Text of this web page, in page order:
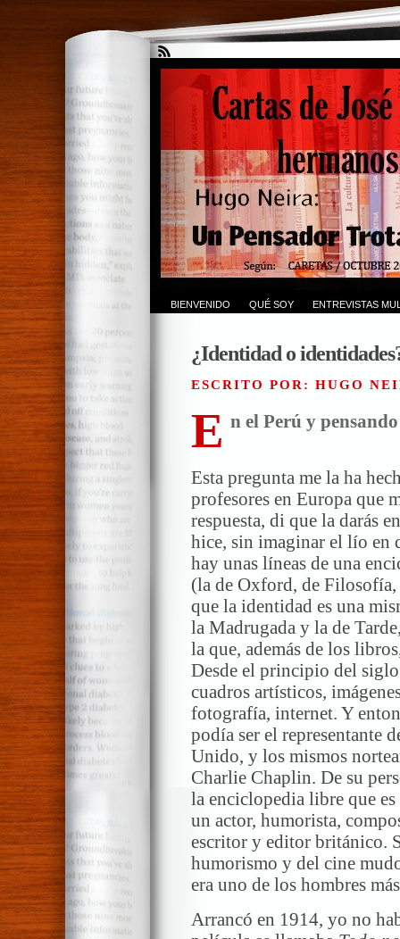
BIENVENIDO QUÉ SOY ENTREVISTAS
¿Identidad o
ESCRITO POR: HUGO
E n el Perú y
Esta pregunta me la ha
profesores en Europa que
respuesta, di que la darás
hice, sin imaginar el lío en
hay unas líneas de una
(la de Oxford, de
que la identidad es una
la Madrugada y la de
la que, además de los
Desde el principio del
cuadros artísticos,
fotografía, internet. Y
podía ser el representante
Unido, y los mismos
Charlie Chaplin. De su
la enciclopedia libre que
un actor, humorista,
escritor y editor británico.
humorismo y del cine
era uno de los hombres
Arrancó en 1914, yo no